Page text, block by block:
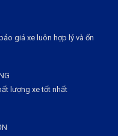
giá xe luôn hợp lý và ổn
lượng xe tốt nhất